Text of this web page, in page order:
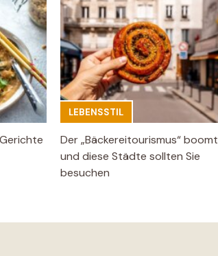
LEBENSSTIL
Der „Bäckereitourismus“ boomt
und diese Städte sollten Sie
besuchen